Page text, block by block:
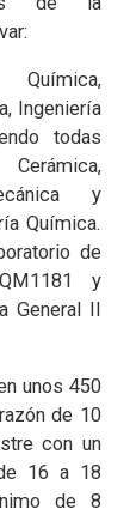
Ingeniería
todas
y
Química.
de
y
General II
unos 450
de 10
con un
16 a 18
de 8